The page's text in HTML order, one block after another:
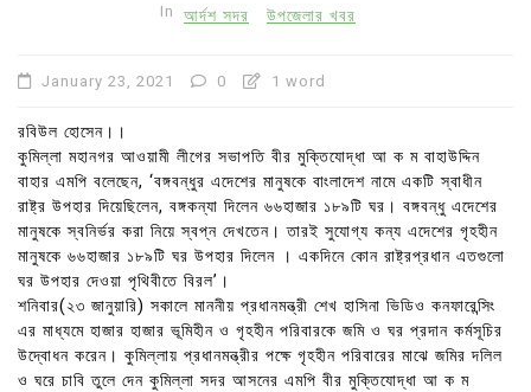
In আর্দশ সদর উপজেলার খবর
January 23, 2021 0 1 word
রবিউল হোসেন।।
কুমিল্লা মহানগর আওয়ামী লীগের সভাপতি বীর মুক্তিযোদ্ধা আ ক ম বাহাউদ্দিন
বাহার এমপি বলেছেন, ‘বঙ্গবন্ধুর এদেশের মানুষকে বাংলাদেশ নামে একটি স্বাধীন
রাষ্ট্র উপহার দিয়েছিলেন, বঙ্গকন্যা দিলেন ৬৬হাজার ১৮৯টি ঘর। বঙ্গবন্ধু এদেশের
মানুষকে স্বনির্ভর করা নিয়ে স্বপ্ন দেখতেন। তারই সুযোগ্য কন্য এদেশের গৃহহীন
মানুষকে ৬৬হাজার ১৮৯টি ঘর উপহার দিলেন । একদিনে কোন রাষ্ট্রপ্রধান এতগুলো
ঘর উপহার দেওয়া পৃথিবীতে বিরল’।
শনিবার(২৩ জানুয়ারি) সকালে মাননীয় প্রধানমন্ত্রী শেখ হাসিনা ভিডিও কনফারেন্সিং
এর মাধ্যমে হাজার হাজার ভূমিহীন ও গৃহহীন পরিবারকে জমি ও ঘর প্রদান কর্মসূচির
উদ্বোধন করেন। কুমিল্লায় প্রধানমন্ত্রীর পক্ষে গৃহহীন পরিবারের মাঝে জমির দলিল
ও ঘরে চাবি তুলে দেন কুমিল্লা সদর আসনের এমপি বীর মুক্তিযোদ্ধা আ ক ম